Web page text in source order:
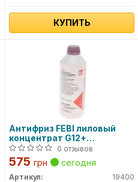
КУПИТЬ
Антифриз FEBI лиловый
концентрат G12+
(Канистра 1,5л)
0 отзывов
575 грн сегодня
Артикул:
19400